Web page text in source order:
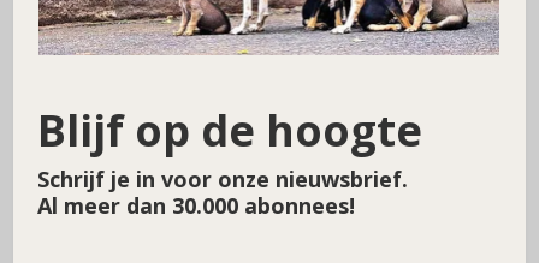
Blijf op de hoogte
Schrijf je in voor onze nieuwsbrief.
Al meer dan 30.000 abonnees!